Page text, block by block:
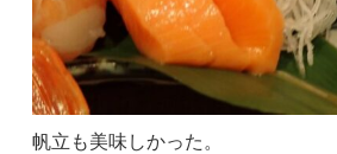
帆立も美味しかった。